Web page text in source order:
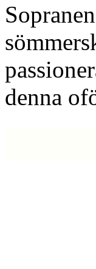
denna